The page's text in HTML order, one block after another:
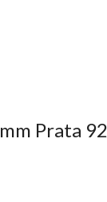
Prata